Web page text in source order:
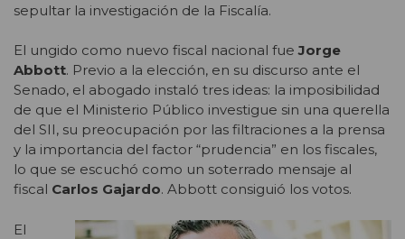
sepultar la investigación de la Fiscalía.
El ungido como nuevo fiscal nacional fueJorge
Abbott. Previo a la elección, en su discurso ante el
Senado, el abogado instaló tres ideas: la imposibilidad
de que el Ministerio Público investigue sin una querella
del SII, su preocupación por las filtraciones a la prensa
y la importancia del factor “prudencia” en los fiscales,
lo que se escuchó como un soterrado mensaje al
fiscal Carlos Gajardo. Abbott consiguió los votos.
El